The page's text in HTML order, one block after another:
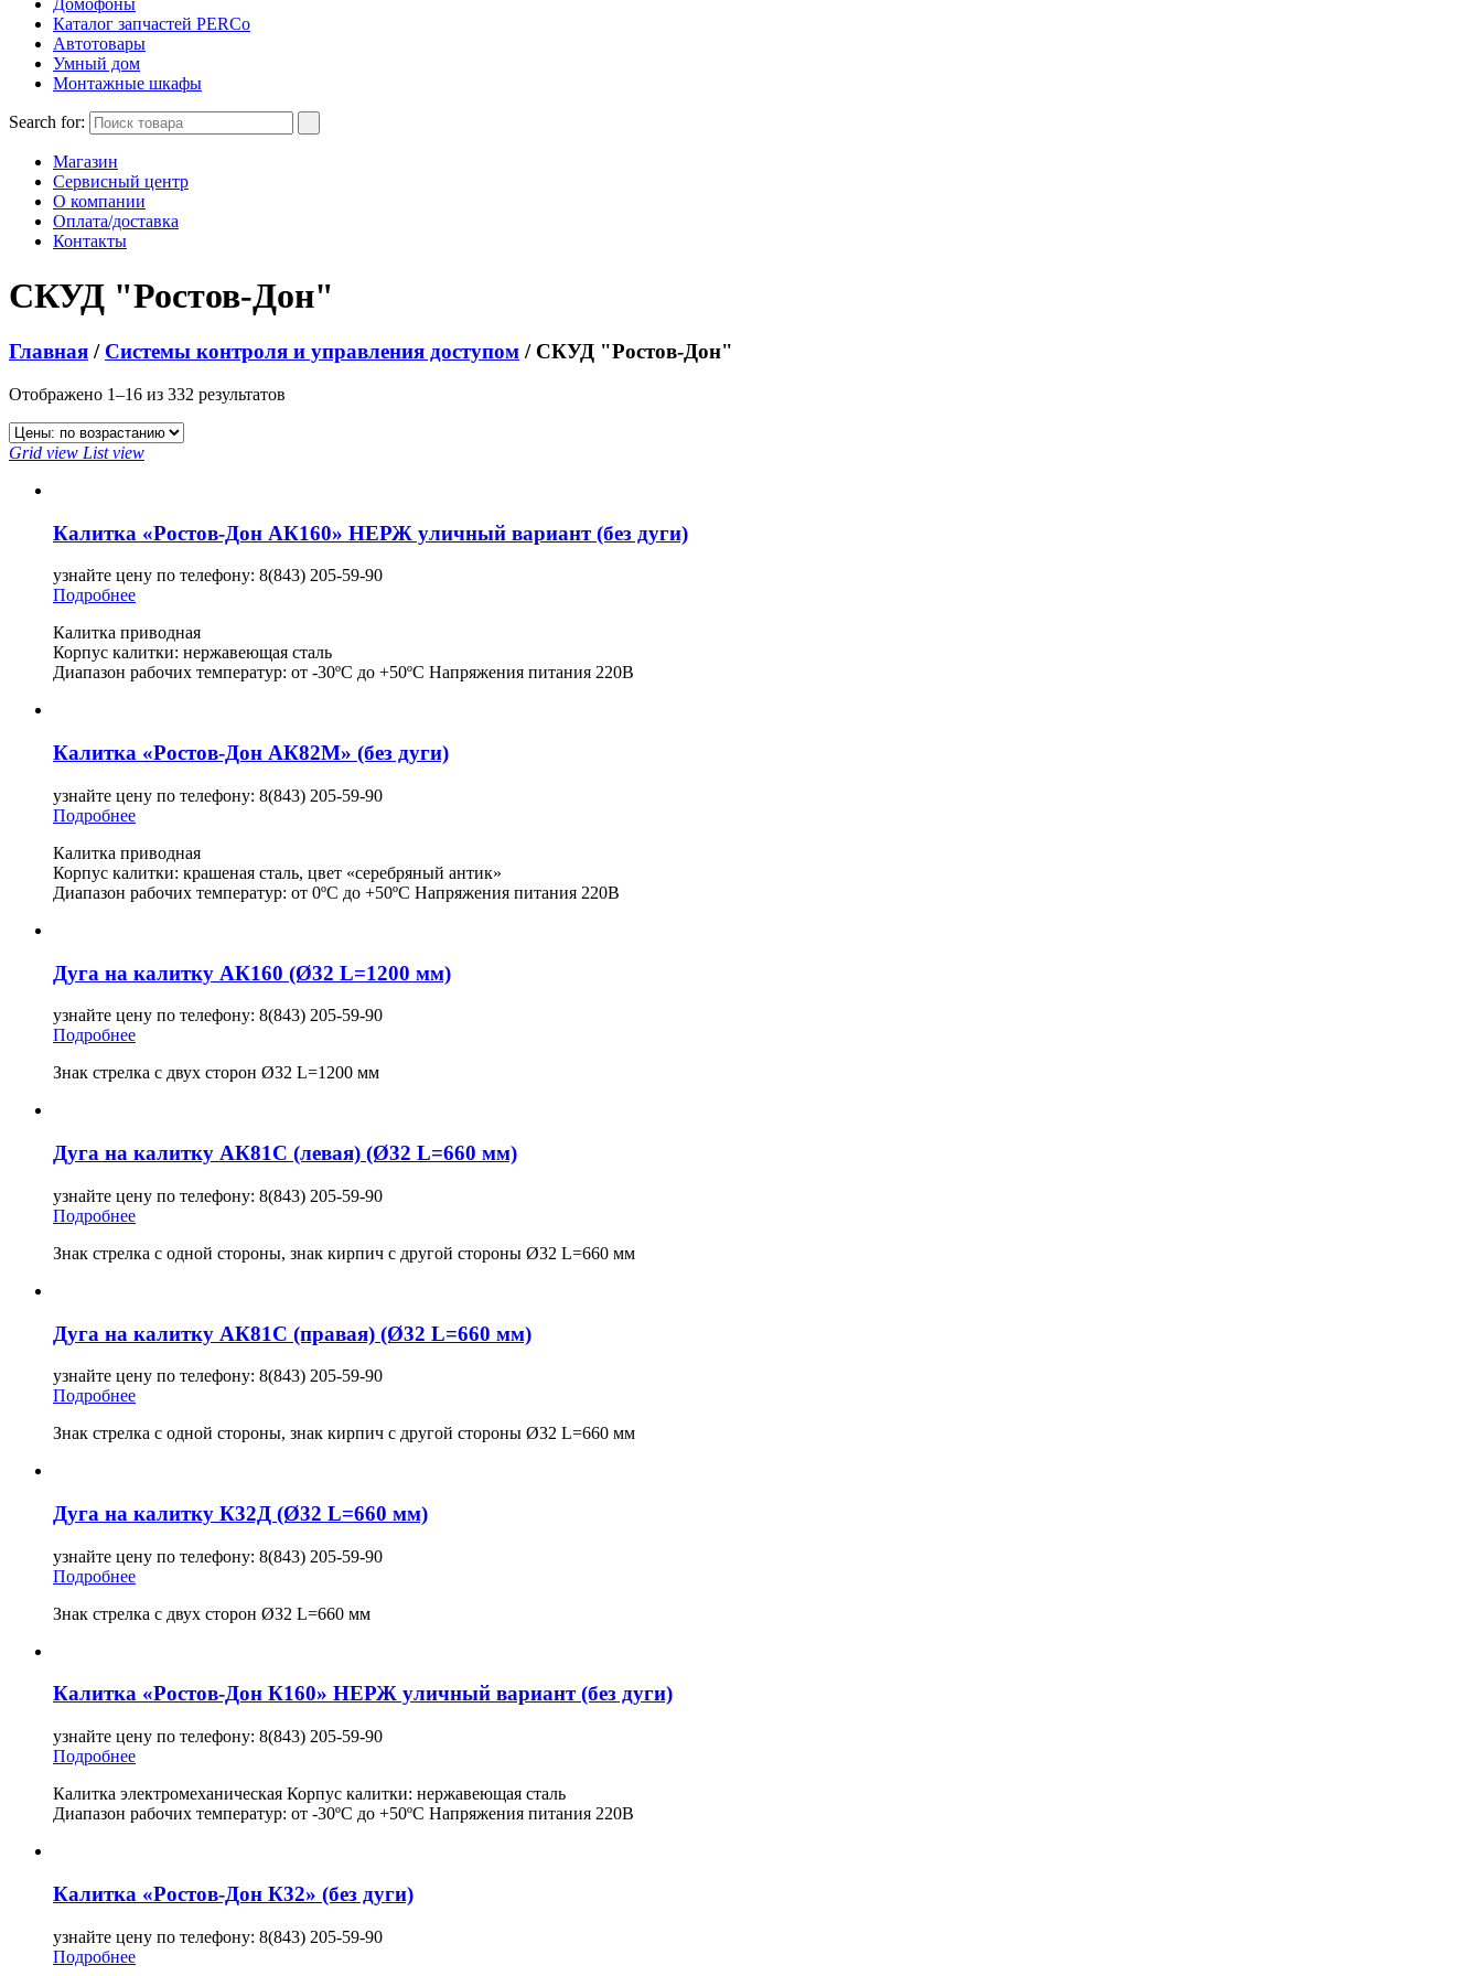
Домофоны
Каталог запчастей PERCo
Автотовары
Умный дом
Монтажные шкафы
Search for:
Магазин
Сервисный центр
О компании
Оплата/доставка
Контакты
СКУД "Ростов-Дон"
Главная / Системы контроля и управления доступом / СКУД "Ростов-Дон"
Отображено 1–16 из 332 результатов
Grid view List view
Калитка «Ростов-Дон АК160» НЕРЖ уличный вариант (без дуги)
узнайте цену по телефону: 8(843) 205-59-90
Подробнее
Калитка приводная
Корпус калитки: нержавеющая сталь
Диапазон рабочих температур: от -30ºС до +50ºС Напряжения питания 220В
Калитка «Ростов-Дон АК82М» (без дуги)
узнайте цену по телефону: 8(843) 205-59-90
Подробнее
Калитка приводная
Корпус калитки: крашеная сталь, цвет «серебряный антик»
Диапазон рабочих температур: от 0ºС до +50ºС Напряжения питания 220В
Дуга на калитку АК160 (Ø32 L=1200 мм)
узнайте цену по телефону: 8(843) 205-59-90
Подробнее
Знак стрелка с двух сторон Ø32 L=1200 мм
Дуга на калитку АК81С (левая) (Ø32 L=660 мм)
узнайте цену по телефону: 8(843) 205-59-90
Подробнее
Знак стрелка с одной стороны, знак кирпич с другой стороны Ø32 L=660 мм
Дуга на калитку АК81С (правая) (Ø32 L=660 мм)
узнайте цену по телефону: 8(843) 205-59-90
Подробнее
Знак стрелка с одной стороны, знак кирпич с другой стороны Ø32 L=660 мм
Дуга на калитку К32Д (Ø32 L=660 мм)
узнайте цену по телефону: 8(843) 205-59-90
Подробнее
Знак стрелка с двух сторон Ø32 L=660 мм
Калитка «Ростов-Дон К160» НЕРЖ уличный вариант (без дуги)
узнайте цену по телефону: 8(843) 205-59-90
Подробнее
Калитка электромеханическая Корпус калитки: нержавеющая сталь
Диапазон рабочих температур: от -30ºС до +50ºС Напряжения питания 220В
Калитка «Ростов-Дон К32» (без дуги)
узнайте цену по телефону: 8(843) 205-59-90
Подробнее